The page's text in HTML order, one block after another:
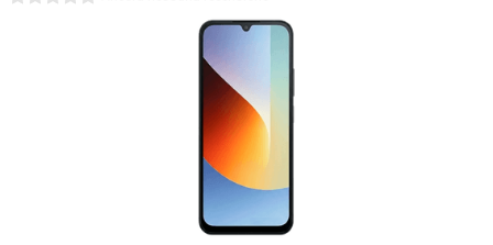
cambiare app. È anche possibile generare immagini e recuperare
rapidamente le informazioni. Così lo smartphone diventa non solo
un dispositivo, ma anche un assistente intelligente in tasca.